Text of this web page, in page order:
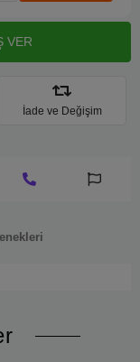
VER
İade ve Değişim